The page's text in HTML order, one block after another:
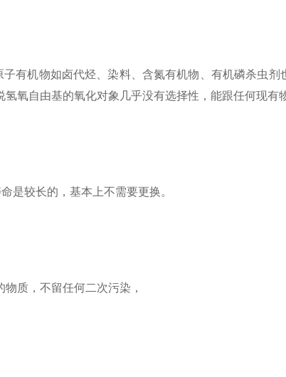
机物如卤代烃、染料、含氮有机物、有机磷杀虫剂
氧自由基的氧化对象几乎没有选择性，能跟任何现有
较长的，基本上不需要更换。
质，不留任何二次污染，